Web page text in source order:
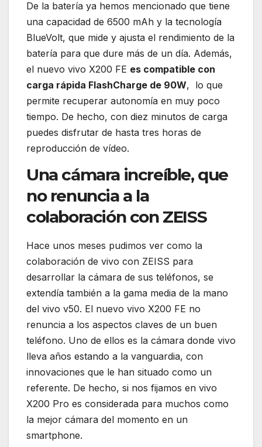
De la batería ya hemos mencionado que tiene
una capacidad de 6500 mAh y la tecnología
BlueVolt, que mide y ajusta el rendimiento de la
batería para que dure más de un día. Además,
el nuevo vivo X200 FE es compatible con
carga rápida FlashCharge de 90W, lo que
permite recuperar autonomía en muy poco
tiempo. De hecho, con diez minutos de carga
puedes disfrutar de hasta tres horas de
reproducción de vídeo.
Una cámara increíble, que
no renuncia a la
colaboración con ZEISS
Hace unos meses pudimos ver como la
colaboración de vivo con ZEISS para
desarrollar la cámara de sus teléfonos, se
extendía también a la gama media de la mano
del vivo v50. El nuevo vivo X200 FE no
renuncia a los aspectos claves de un buen
teléfono. Uno de ellos es la cámara donde vivo
lleva años estando a la vanguardia, con
innovaciones que le han situado como un
referente. De hecho, si nos fijamos en vivo
X200 Pro es considerada para muchos como
la mejor cámara del momento en un
smartphone.